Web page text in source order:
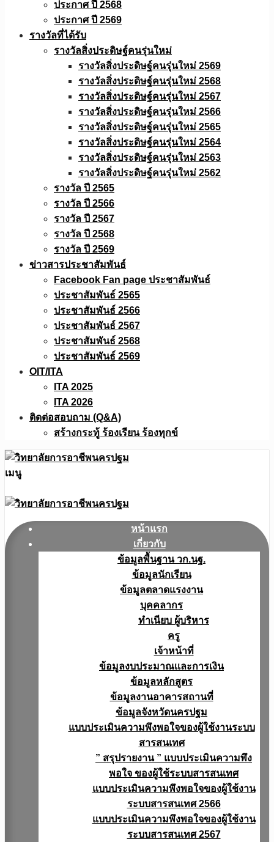
ประกาศ ปี 2568
ประกาศ ปี 2569
รางวัลที่ได้รับ
รางวัลสิ่งประดิษฐ์คนรุ่นใหม่
รางวัลสิ่งประดิษฐ์คนรุ่นใหม่ 2569
รางวัลสิ่งประดิษฐ์คนรุ่นใหม่ 2568
รางวัลสิ่งประดิษฐ์คนรุ่นใหม่ 2567
รางวัลสิ่งประดิษฐ์คนรุ่นใหม่ 2566
รางวัลสิ่งประดิษฐ์คนรุ่นใหม่ 2565
รางวัลสิ่งประดิษฐ์คนรุ่นใหม่ 2564
รางวัลสิ่งประดิษฐ์คนรุ่นใหม่ 2563
รางวัลสิ่งประดิษฐ์คนรุ่นใหม่ 2562
รางวัล ปี 2565
รางวัล ปี 2566
รางวัล ปี 2567
รางวัล ปี 2568
รางวัล ปี 2569
ข่าวสารประชาสัมพันธ์
Facebook Fan page ประชาสัมพันธ์
ประชาสัมพันธ์ 2565
ประชาสัมพันธ์ 2566
ประชาสัมพันธ์ 2567
ประชาสัมพันธ์ 2568
ประชาสัมพันธ์ 2569
OIT/ITA
ITA 2025
ITA 2026
ติดต่อสอบถาม (Q&A)
สร้างกระทู้ ร้องเรียน ร้องทุกข์
เมนู
หน้าแรก
เกี่ยวกับ
ข้อมูลพื้นฐาน วก.นฐ.
ข้อมูลนักเรียน
ข้อมูลตลาดแรงงาน
บุคคลากร
ทำเนียบ ผู้บริหาร
ครู
เจ้าหน้าที่
ข้อมูลงบประมาณเเละการเงิน
ข้อมูลหลักสูตร
ข้อมูลงานอาคารสถานที่
ข้อมูลจังหวัดนครปฐม
แบบประเมินความพึงพอใจของผู้ใช้งานระบบ
สารสนเทศ
” สรุปรายงาน ” แบบประเมินความพึง
พอใจ ของผู้ใช้ระบบสารสนเทศ
แบบประเมินความพึงพอใจของผู้ใช้งาน
ระบบสารสนเทศ 2566
แบบประเมินความพึงพอใจของผู้ใช้งาน
ระบบสารสนเทศ 2567